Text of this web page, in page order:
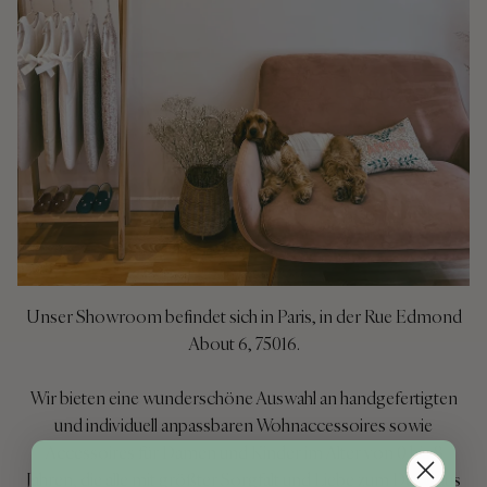
Unser Showroom befindet sich in Paris, in der Rue Edmond
About 6, 75016.
Wir bieten eine wunderschöne Auswahl an handgefertigten
und individuell anpassbaren Wohnaccessoires sowie
Accessoires für Damen und Kinder im Alter von 0 bis 8
Jahren, die alle mit größter Sorgfalt und Liebe zum Detail aus